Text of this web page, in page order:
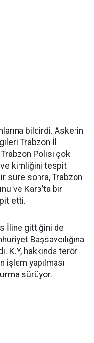
bildirdi. Askerin
Trabzon İl
Polisi çok
ve kimliğini tespit
süre sonra, Trabzon
ve Kars’ta bir
etti.
İline gittiğini de
Başsavcılığına
K.Y, hakkında terör
işlem yapılması
sürüyor.